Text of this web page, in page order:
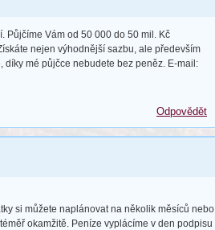
Půjčíme Vám od 50 000 do 50 mil. Kč
nejen výhodnější sazbu, ale především
mé půjčce nebudete bez peněz. E-mail:
Odpovědět
si můžete naplánovat na několik měsíců nebo
okamžitě. Peníze vyplácíme v den podpisu